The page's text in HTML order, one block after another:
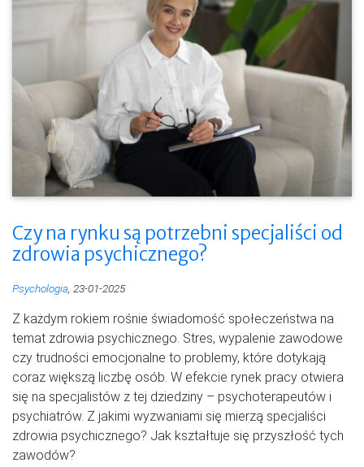
Czy na rynku są potrzebni specjaliści od
zdrowia psychicznego?
Psychologia , 23-01-2025
Z każdym rokiem rośnie świadomość społeczeństwa na
temat zdrowia psychicznego. Stres, wypalenie zawodowe
czy trudności emocjonalne to problemy, które dotykają
coraz większą liczbę osób. W efekcie rynek pracy otwiera
się na specjalistów z tej dziedziny – psychoterapeutów i
psychiatrów. Z jakimi wyzwaniami się mierzą specjaliści
zdrowia psychicznego? Jak kształtuje się przyszłość tych
zawodów?